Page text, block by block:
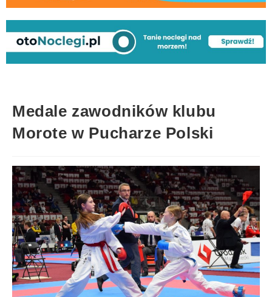
Medale zawodników klubu
Morote w Pucharze Polski